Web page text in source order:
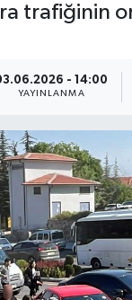
trafiğinin
- 14:00
YAYINLANMA